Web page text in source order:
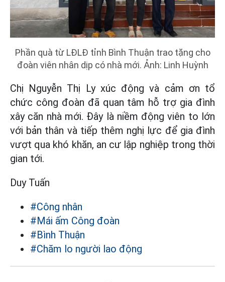
Phần quà từ LĐLĐ tỉnh Bình Thuận trao tặng cho
đoàn viên nhân dịp có nhà mới. Ảnh: Linh Huỳnh
Chị Nguyễn Thị Ly xúc động và cảm ơn tổ
chức công đoàn đã quan tâm hỗ trợ gia đình
xây căn nhà mới. Đây là niềm động viên to lớn
với bản thân và tiếp thêm nghị lực để gia đình
vượt qua khó khăn, an cư lập nghiệp trong thời
gian tới.
Duy Tuấn
#Công nhân
#Mái ấm Công đoàn
#Bình Thuận
#Chăm lo người lao động